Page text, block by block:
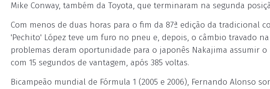
Mike Conway, também da Toyota, que terminaram na segunda
Com menos de duas horas para o fim da 87ª edição da tradicional
'Pechito' López teve um furo no pneu e, depois, o câmbio travado
problemas deram oportunidade para o japonês Nakajima assumir
com 15 segundos de vantagem, após 385 voltas.
Bicampeão mundial de Fórmula 1 (2005 e 2006), Fernando Alonso